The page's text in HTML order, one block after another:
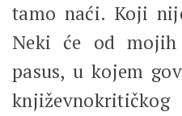
tamo naći. Koji
Neki će od mojih
pasus, u kojem